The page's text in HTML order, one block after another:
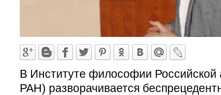
В Институте философии
РАН) разворачивается